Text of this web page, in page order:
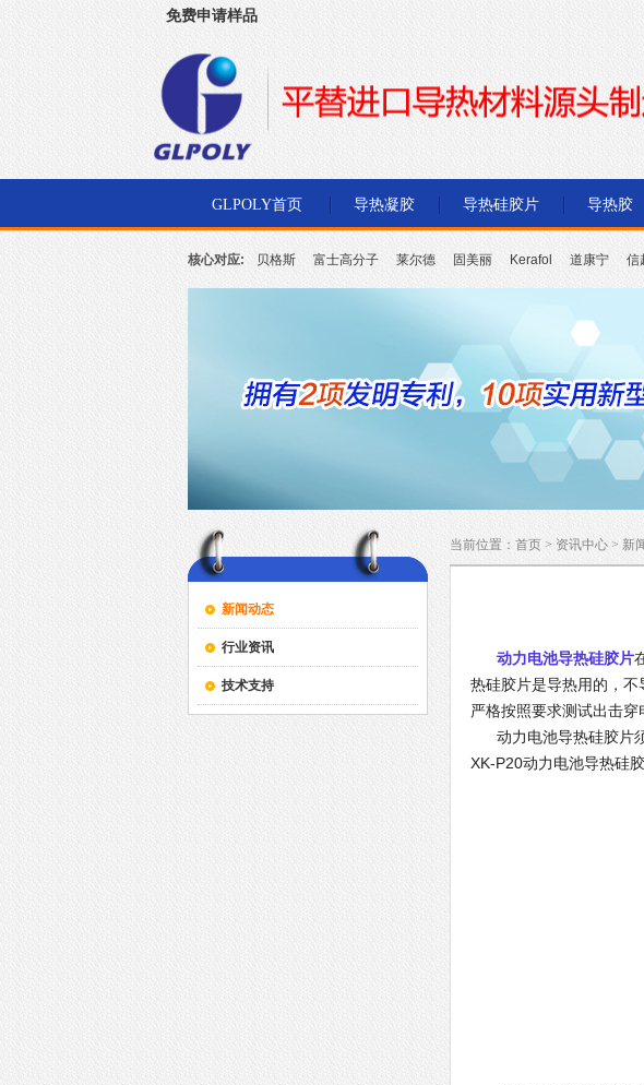
免费申请样品
GLPOLY首页 导热凝胶 导热硅胶片 导热胶
核心对应: 贝格斯 富士高分子 莱尔德 固美丽 Kerafol 道康宁 信
新闻动态
行业资讯
技术支持
当前位置： 首页 > 资讯中心 > 新
动力电池导热硅胶片
热硅胶片是导热用的，
严格按照要求测试出击穿
动力电池导热硅胶片须
XK-P20动力电池导热硅